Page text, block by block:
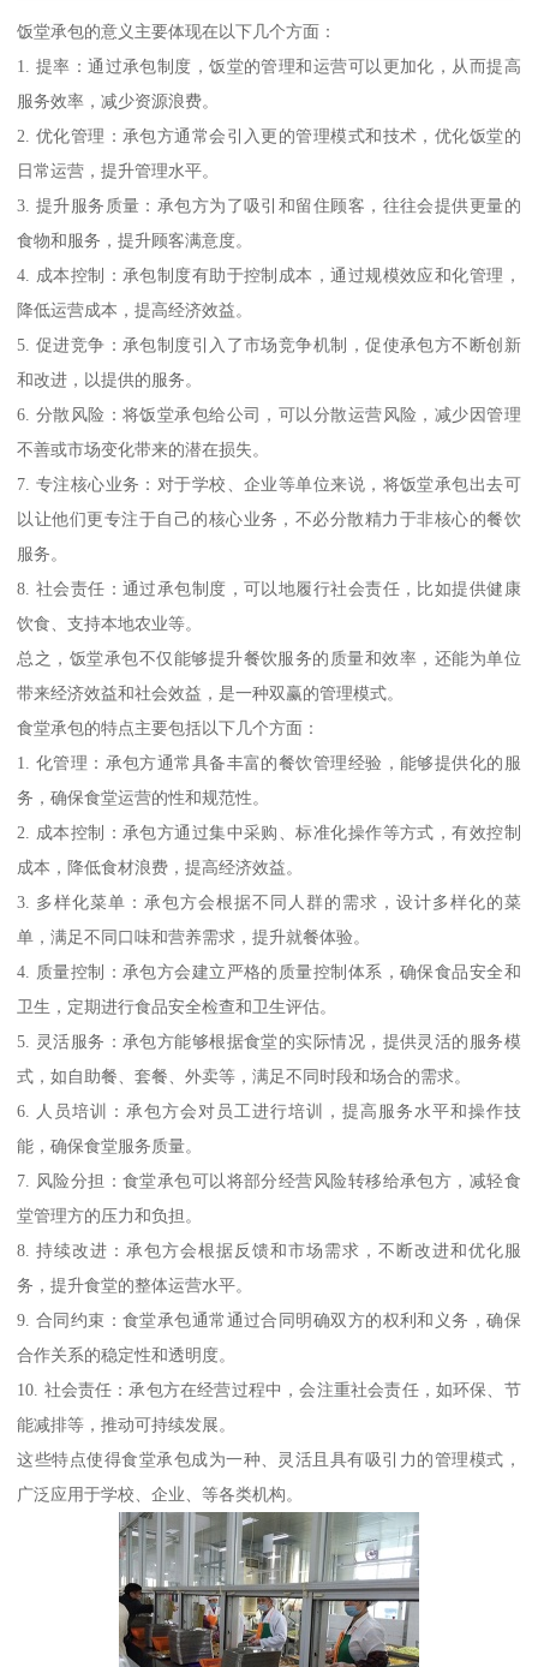
饭堂承包的意义主要体现在以下几个方面：
1. 提率：通过承包制度，饭堂的管理和运营可以更加化，从而提高
服务效率，减少资源浪费。
2. 优化管理：承包方通常会引入更的管理模式和技术，优化饭堂的
日常运营，提升管理水平。
3. 提升服务质量：承包方为了吸引和留住顾客，往往会提供更量的
食物和服务，提升顾客满意度。
4. 成本控制：承包制度有助于控制成本，通过规模效应和化管理，
降低运营成本，提高经济效益。
5. 促进竞争：承包制度引入了市场竞争机制，促使承包方不断创新
和改进，以提供的服务。
6. 分散风险：将饭堂承包给公司，可以分散运营风险，减少因管理
不善或市场变化带来的潜在损失。
7. 专注核心业务：对于学校、企业等单位来说，将饭堂承包出去可
以让他们更专注于自己的核心业务，不必分散精力于非核心的餐饮
服务。
8. 社会责任：通过承包制度，可以地履行社会责任，比如提供健康
饮食、支持本地农业等。
总之，饭堂承包不仅能够提升餐饮服务的质量和效率，还能为单位
带来经济效益和社会效益，是一种双赢的管理模式。
食堂承包的特点主要包括以下几个方面：
1. 化管理：承包方通常具备丰富的餐饮管理经验，能够提供化的服
务，确保食堂运营的性和规范性。
2. 成本控制：承包方通过集中采购、标准化操作等方式，有效控制
成本，降低食材浪费，提高经济效益。
3. 多样化菜单：承包方会根据不同人群的需求，设计多样化的菜
单，满足不同口味和营养需求，提升就餐体验。
4. 质量控制：承包方会建立严格的质量控制体系，确保食品安全和
卫生，定期进行食品安全检查和卫生评估。
5. 灵活服务：承包方能够根据食堂的实际情况，提供灵活的服务模
式，如自助餐、套餐、外卖等，满足不同时段和场合的需求。
6. 人员培训：承包方会对员工进行培训，提高服务水平和操作技
能，确保食堂服务质量。
7. 风险分担：食堂承包可以将部分经营风险转移给承包方，减轻食
堂管理方的压力和负担。
8. 持续改进：承包方会根据反馈和市场需求，不断改进和优化服
务，提升食堂的整体运营水平。
9. 合同约束：食堂承包通常通过合同明确双方的权利和义务，确保
合作关系的稳定性和透明度。
10. 社会责任：承包方在经营过程中，会注重社会责任，如环保、节
能减排等，推动可持续发展。
这些特点使得食堂承包成为一种、灵活且具有吸引力的管理模式，
广泛应用于学校、企业、等各类机构。